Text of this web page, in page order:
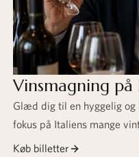
Vinsmagning på
Glæd dig til en hyggelig og
fokus på Italiens mange
udvalgte italienske vine –
Køb billetter